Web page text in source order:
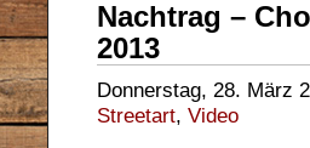
Nachtrag –
2013
Donnerstag, 28. März
Streetart, Video